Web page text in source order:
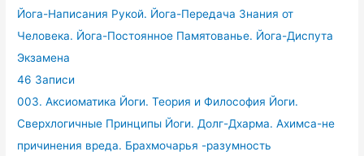
Йога-Написания Рукой. Йога-Передача Знания от
Человека. Йога-Постоянное Памятованье. Йога-Диспута
Экзамена
46 Записи
003. Аксиоматика Йоги. Теория и Философия Йоги.
Сверхлогичные Принципы Йоги. Долг-Дхарма. Ахимса-не
причинения вреда. Брахмочарья -разумность